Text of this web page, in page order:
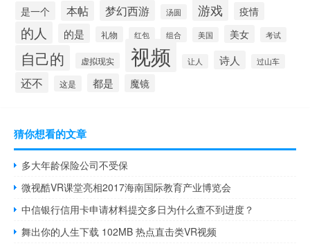
是一个
本帖 梦幻西游 汤圆 游戏 疫情
的人 的是 礼物 红包 组合 美国 美女 考试
自己的 虚拟现实 视频 让人 诗人 过山车
还不 这是 都是 魔镜
猜你想看的文章
多大年龄保险公司不受保
微视酷VR课堂亮相2017海南国际教育产业博览会
中信银行信用卡申请材料提交多日为什么查不到进度？
舞出你的人生下载 102MB 热点直击类VR视频